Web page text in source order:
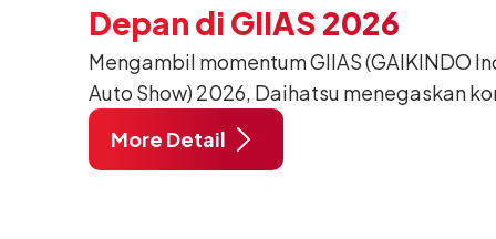
Depan di GIIAS 2026
Mengambil momentum GIIAS (GAIKINDO
Auto Show) 2026, Daihatsu menegaskan
meningkatkan kualitas SDM (Sumber Daya
pendidikan vokasi bertema “Bersama
More Detail